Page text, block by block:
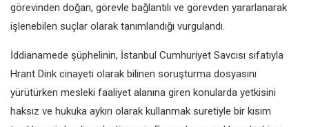
görevinden doğan, görevle bağlantılı ve görevden yararlanarak
işlenebilen suçlar olarak tanımlandığı vurgulandı.
İddianamede şüphelinin, İstanbul Cumhuriyet Savcısı sıfatıyla
Hrant Dink cinayeti olarak bilinen soruşturma dosyasını
yürütürken mesleki faaliyet alanına giren konularda yetkisini
haksız ve hukuka aykırı olarak kullanmak suretiyle bir kısım